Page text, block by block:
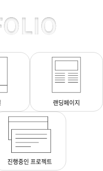
랜딩페이지
진행중인 프로젝트